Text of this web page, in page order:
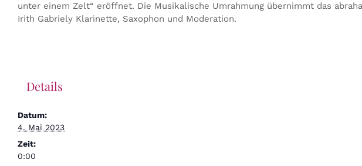
unter einem Zelt“ eröffnet. Die Musikalische Umrahmung übernimmt das
Irith Gabriely Klarinette, Saxophon und Moderation.
Details
Datum:
4. Mai 2023
Zeit:
0:00